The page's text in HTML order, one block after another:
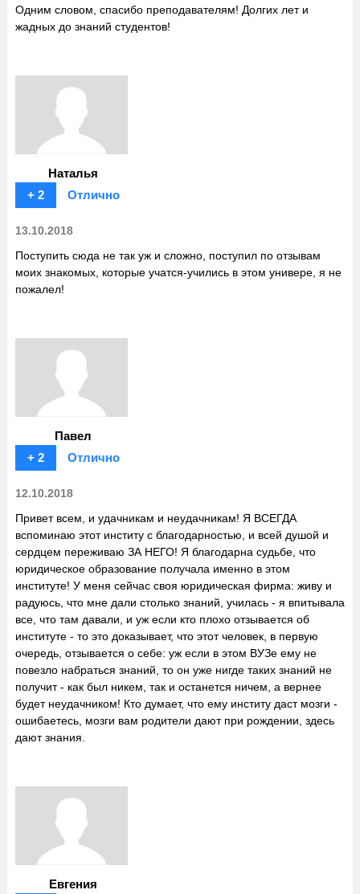
Одним словом, спасибо преподавателям! Долгих лет и
жадных до знаний студентов!
Наталья
+ 2
Отлично
13.10.2018
Поступить сюда не так уж и сложно, поступил по отзывам
моих знакомых, которые учатся-учились в этом универе, я не
пожалел!
Павел
+ 2
Отлично
12.10.2018
Привет всем, и удачникам и неудачникам! Я ВСЕГДА
вспоминаю этот институ с благодарностью, и всей душой и
сердцем переживаю ЗА НЕГО! Я благодарна судьбе, что
юридическое образование получала именно в этом
институте! У меня сейчас своя юридическая фирма: живу и
радуюсь, что мне дали столько знаний, училась - я впитывала
все, что там давали, и уж если кто плохо отзывается об
институте - то это доказывает, что этот человек, в первую
очередь, отзывается о себе: уж если в этом ВУЗе ему не
повезло набраться знаний, то он уже нигде таких знаний не
получит - как был никем, так и останется ничем, а вернее
будет неудачником! Кто думает, что ему институ даст мозги -
ошибаетесь, мозги вам родители дают при рождении, здесь
дают знания.
Евгения